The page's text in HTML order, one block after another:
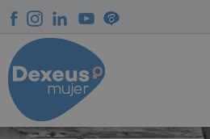
contenuto
principale